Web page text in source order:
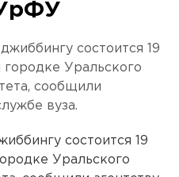
состоится 19
Уральского
сообщили
вуза.
состоится 19
Уральского